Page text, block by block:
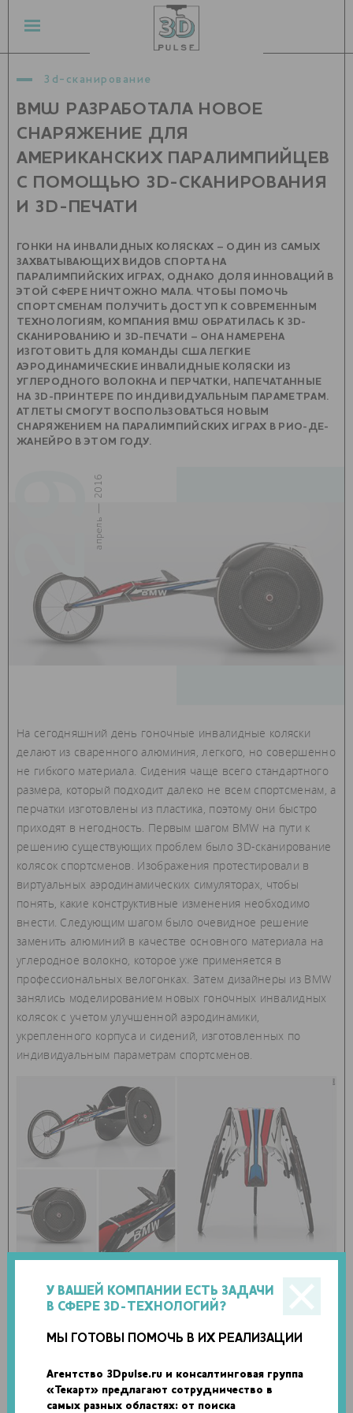
У ВАШЕЙ КОМПАНИИ ЕСТЬ ЗАДАЧИ
В СФЕРЕ 3D-ТЕХНОЛОГИЙ?
МЫ ГОТОВЫ ПОМОЧЬ В ИХ РЕАЛИЗАЦИИ
Агентство 3Dpulse.ru и консалтинговая группа
«Текарт» предлагают сотрудничество в
самых разных областях: от поиска
3d-сканирование
BMW РАЗРАБОТАЛА НОВОЕ
СНАРЯЖЕНИЕ ДЛЯ
АМЕРИКАНСКИХ ПАРАЛИМПИЙЦЕВ
С ПОМОЩЬЮ 3D-СКАНИРОВАНИЯ
И 3D-ПЕЧАТИ
ГОНКИ НА ИНВАЛИДНЫХ КОЛЯСКАХ – ОДИН ИЗ САМЫХ
ЗАХВАТЫВАЮЩИХ ВИДОВ СПОРТА НА
ПАРАЛИМПИЙСКИХ ИГРАХ, ОДНАКО ДОЛЯ ИННОВАЦИЙ В
ЭТОЙ СФЕРЕ НИЧТОЖНО МАЛА. ЧТОБЫ ПОМОЧЬ
СПОРТСМЕНАМ ПОЛУЧИТЬ ДОСТУП К СОВРЕМЕННЫМ
ТЕХНОЛОГИЯМ, КОМПАНИЯ BMW ОБРАТИЛАСЬ К 3D-
СКАНИРОВАНИЮ И 3D-ПЕЧАТИ – ОНА НАМЕРЕНА
ИЗГОТОВИТЬ ДЛЯ КОМАНДЫ США ЛЕГКИЕ
АЭРОДИНАМИЧЕСКИЕ ИНВАЛИДНЫЕ КОЛЯСКИ ИЗ
УГЛЕРОДНОГО ВОЛОКНА И ПЕРЧАТКИ, НАПЕЧАТАННЫЕ
НА 3D-ПРИНТЕРЕ ПО ИНДИВИДУАЛЬНЫМ ПАРАМЕТРАМ.
АТЛЕТЫ СМОГУТ ВОСПОЛЬЗОВАТЬСЯ НОВЫМ
СНАРЯЖЕНИЕМ НА ПАРАЛИМПИЙСКИХ ИГРАХ В РИО-ДЕ-
ЖАНЕЙРО В ЭТОМ ГОДУ.
29
апрель — 2016
На сегодняшний день гоночные инвалидные коляски
делают из сваренного алюминия, легкого, но совершенно
не гибкого материала. Сидения чаще всего стандартного
размера, который подходит далеко не всем спортсменам, а
перчатки изготовлены из пластика, поэтому они быстро
приходят в негодность. Первым шагом BMW на пути к
решению существующих проблем было 3D-сканирование
колясок спортсменов. Изображения протестировали в
виртуальных аэродинамических симуляторах, чтобы
понять, какие конструктивные изменения необходимо
внести. Следующим шагом было очевидное решение
заменить алюминий в качестве основного материала на
углеродное волокно, которое уже применяется в
профессиональных велогонках. Затем дизайнеры из BMW
занялись моделированием новых гоночных инвалидных
колясок с учетом улучшенной аэродинамики,
укрепленного корпуса и сидений, изготовленных по
индивидуальным параметрам спортсменов.
В результате была представлена минималистичная
трехколесная гоночная инвалидная коляска, не похожая
на другие. «Идея в том, что коляска словно исчезает, и
важны только сами спортсмены», – объясняет Брэд
также рассказал, что дизайнеры стремились сделать
коляску как можно компактнее, вместе с тем,